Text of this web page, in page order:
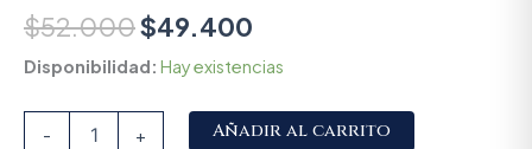
$52.000$49.400
Disponibilidad: Hay existencias
- + Añadir al carrito